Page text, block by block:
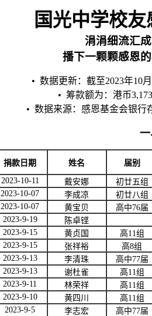
国光中学校
涓涓细流汇
播下一颗颗感恩
• 数据更新：截至2023年10月
• 筹款额为：港币
• 数据来源：感恩基金会银行
捐款日期 姓名
届别
2023-10-11 戴安娜
初廿五组
2023-10-07 李成凉
初廿八组
2023-10-07 黄宝贝 高中76届
2023-9-19
陈卓铿
2023-9-15 黄贞国 高11组
2023-9-15 张祥裕 高8组
2023-9-13 李清珠 高中77届
2023-9-13 谢杜雀 高11组
2023-9-11 林荣祥 高11组
2023-9-10 黄四川 高11组
2023-9-5 李志宏 高中77届